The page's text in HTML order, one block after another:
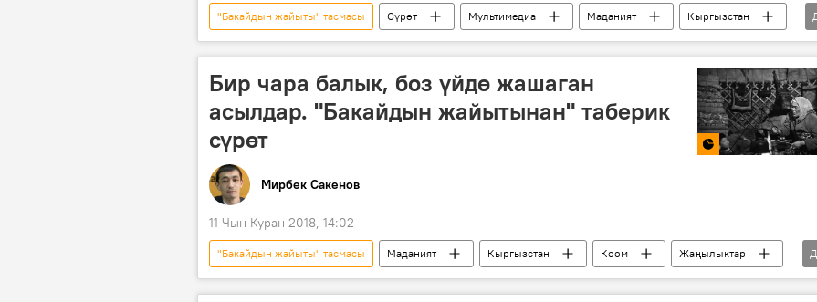
"Бакайдын жайыты" тасмасы Сүрөт Мультимедиа Маданият
Кыргызстан
Төлөмүш Океев
Бир чара балык, боз үйдө жашаган
асылдар. "Бакайдын жайытынан" таберик
сүрөт
Мирбек Сакенов
11 Чын Куран 2018, 14:02
"Бакайдын жайыты" тасмасы Маданият Кыргызстан Коом
Жаңылыктар
"Таберик сүрөт" — сейрек кездешкен ирмемдер
Сүрөт